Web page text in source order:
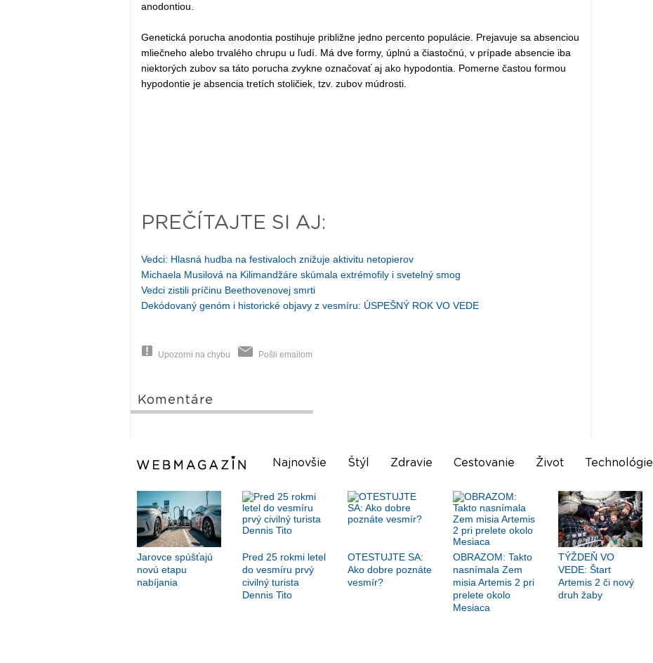
anodontiou.
Genetická porucha anodontia postihuje približne jedno percento populácie. Prejavuje sa absenciou
mliečneho alebo trvalého chrupu u ľudí. Má dve formy, úplnú a čiastočnú, v prípade absencie iba
niektorých zubov sa táto porucha zvykne označovať aj ako hypodontia. Pomerne častou formou
hypodontie je absencia tretích stoličiek, tzv. zubov múdrosti.
PREČÍTAJTE SI AJ:
Vedci: Hlasná hudba na festivaloch znižuje aktivitu netopierov
Michaela Musilová na Kilimandžáre skúmala extrémofily i svetelný smog
Vedci zistili príčinu Beethovenovej smrti
Dekódovaný genóm i historické objavy z vesmíru: ÚSPEŠNÝ ROK VO VEDE
Upozorni na chybu Pošli emailom
Komentáre
Najnovšie Štýl Zdravie Cestovanie Život Technológie
Jarovce spúšťajú
novú etapu
nabíjania
Pred 25 rokmi letel
do vesmíru prvý
civilný turista
Dennis Tito
OTESTUJTE SA:
Ako dobre poznáte
vesmír?
OBRAZOM: Takto
nasnímala Zem
misia Artemis 2 pri
prelete okolo
Mesiaca
TÝŽDEŇ VO
VEDE: Štart
Artemis 2 či nový
druh žaby